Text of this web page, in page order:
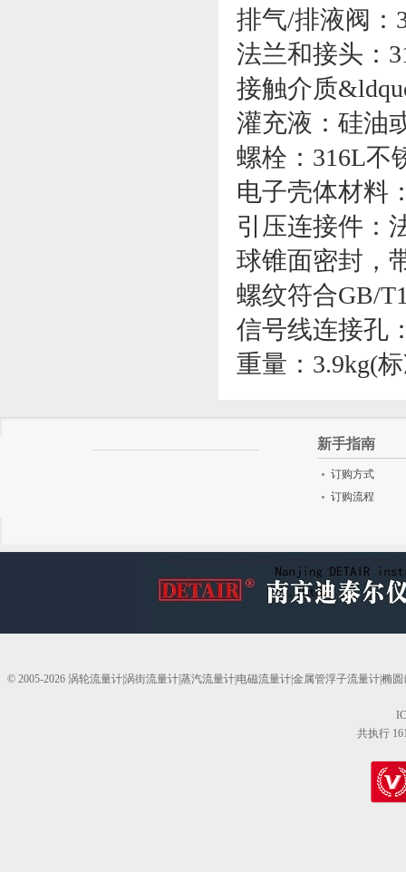
排气/排液阀：
法兰和接头：
接触介质
灌充液：硅油
螺栓：316L不
电子壳体材料
引压连接件：
球锥面密封
螺纹符合GB/
信号线连接孔
重量：3.9kg(
新手指南
订购方式
订购流程
© 2005-2026 涡轮流量计|涡街流量计|蒸汽流量计|电磁流量计|金属管浮子流量计|椭
共执行